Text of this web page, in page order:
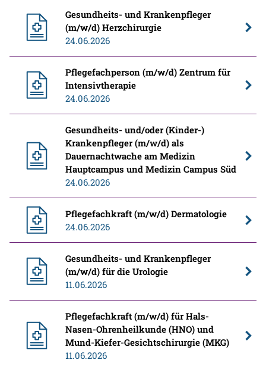
Gesundheits- und Krankenpfleger
(m/w/d) Herzchirurgie
24.06.2026
Pflegefachperson (m/w/d) Zentrum für
Intensivtherapie
24.06.2026
Gesundheits- und/oder (Kinder-)
Krankenpfleger (m/w/d) als
Dauernachtwache am Medizin
Hauptcampus und Medizin Campus Süd
24.06.2026
Pflegefachkraft (m/w/d) Dermatologie
24.06.2026
Gesundheits- und Krankenpfleger
(m/w/d) für die Urologie
11.06.2026
Pflegefachkraft (m/w/d) für Hals-
Nasen-Ohrenheilkunde (HNO) und
Mund-Kiefer-Gesichtschirurgie (MKG)
11.06.2026